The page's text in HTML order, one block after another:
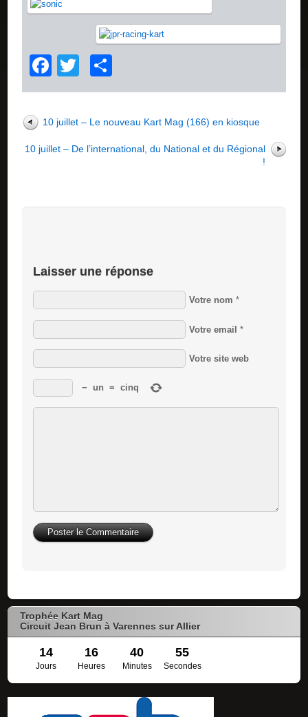
Facebook
Twitter
10 juillet – Le nouveau Kart Mag (166) en kiosque
10 juillet – De l’international, du National et du Régional
!
Laisser une réponse
Votre nom *
Votre email *
Votre site web
− un = cinq
Trophée Kart Mag
Circuit Jean Brun à Varennes sur Allier
14 16 40 55
Jours Heures Minutes Secondes